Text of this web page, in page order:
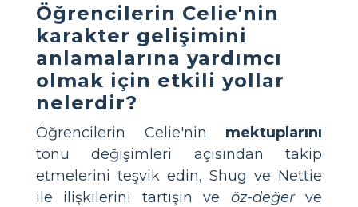
Öğrencilerin Celie'nin
karakter gelişimini
anlamalarına yardımcı
olmak için etkili yollar
nelerdir?
Öğrencilerin Celie'nin mektuplarını
tonu değişimleri açısından takip
etmelerini teşvik edin, Shug ve Nettie
ile ilişkilerini tartışın ve öz-değerve